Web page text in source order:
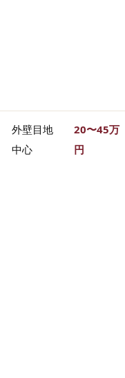
外壁目地
中心
20〜45万
円